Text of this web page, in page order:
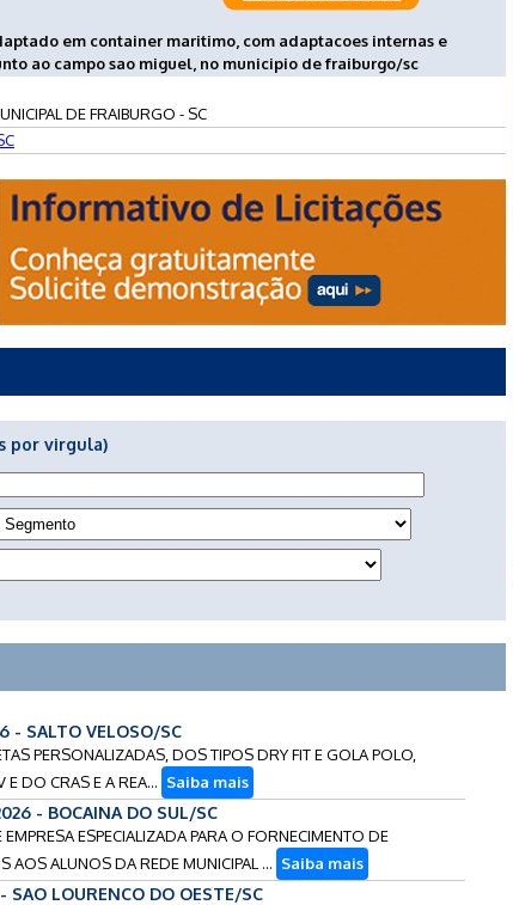
em container maritimo, com adaptacoes internas e
ao campo sao miguel, no municipio de fraiburgo/sc
DE FRAIBURGO - SC
por virgula)
- SALTO VELOSO/SC
PERSONALIZADAS, DOS TIPOS DRY FIT E GOLA POLO,
E DO CRAS E A REA... Saiba mais
- BOCAINA DO SUL/SC
ESPECIALIZADA PARA O FORNECIMENTO DE
AOS ALUNOS DA REDE MUNICIPAL ... Saiba mais
SAO LOURENCO DO OESTE/SC